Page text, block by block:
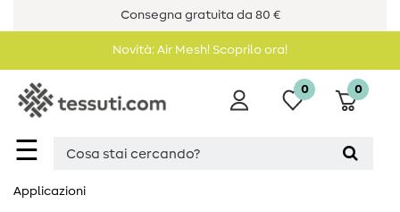
Consegna gratuita da 80 €
Novità: Air Mesh! Scoprilo ora!
☰
0 0
Applicazioni